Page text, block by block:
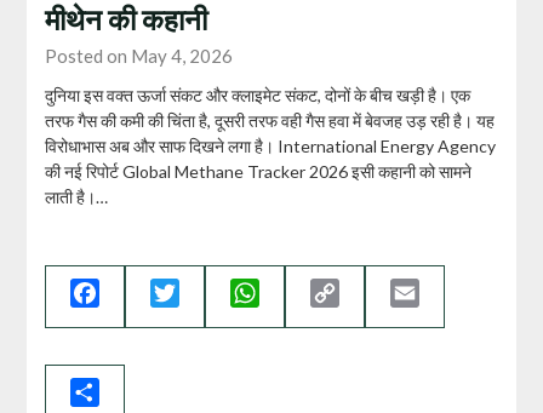
मीथेन की कहानी
Posted on May 4, 2026
दुनिया इस वक्त ऊर्जा संकट और क्लाइमेट संकट, दोनों के बीच खड़ी है। एक
तरफ गैस की कमी की चिंता है, दूसरी तरफ वही गैस हवा में बेवजह उड़ रही है। यह
विरोधाभास अब और साफ दिखने लगा है। International Energy Agency
की नई रिपोर्ट Global Methane Tracker 2026 इसी कहानी को सामने
लाती है।…
Facebook Twitter WhatsApp
Link